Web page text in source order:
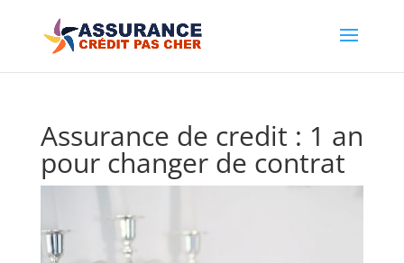
Assurance de credit : 1 an
pour changer de contrat